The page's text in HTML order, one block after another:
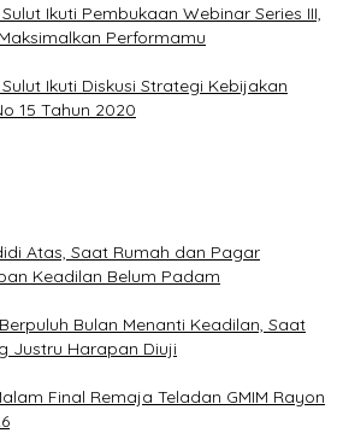
Ikuti Pembukaan Webinar Series III,
Performamu
Ikuti Diskusi Strategi Kebijakan
15 Tahun 2020
Atas, Saat Rumah dan Pagar
Keadilan Belum Padam
Bulan Menanti Keadilan, Saat
Justru Harapan Diuji
Final Remaja Teladan GMIM Rayon